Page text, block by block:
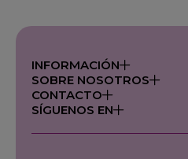
INFORMACIÓN
SOBRE NOSOTROS
CONTACTO
SÍGUENOS EN